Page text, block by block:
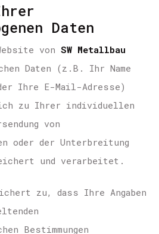
Daten
von SW Metallbau
Daten (z.B. Ihr Name
Ihre E-Mail-Adresse)
zu Ihrer individuellen
von
oder der Unterbreitung
und verarbeitet.
zu, dass Ihre Angaben
Bestimmungen